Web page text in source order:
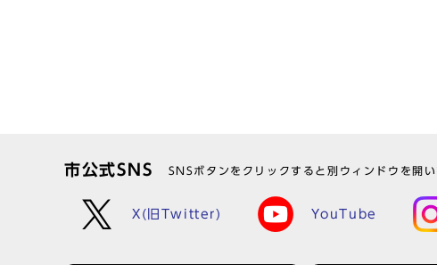
市公式SNS SNSボタンをクリックすると別ウィンドウを開
X(旧Twitter) YouTube